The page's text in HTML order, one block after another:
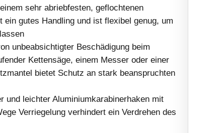
sehr abriebfesten, geflochtenen
ein gutes Handling und ist flexibel genug, um
unbeabsichtigter Beschädigung beim
Kettensäge, einem Messer oder einer
bietet Schutz an stark beanspruchten
und leichter Aluminiumkarabinerhaken mit
Verriegelung verhindert ein Verdrehen des